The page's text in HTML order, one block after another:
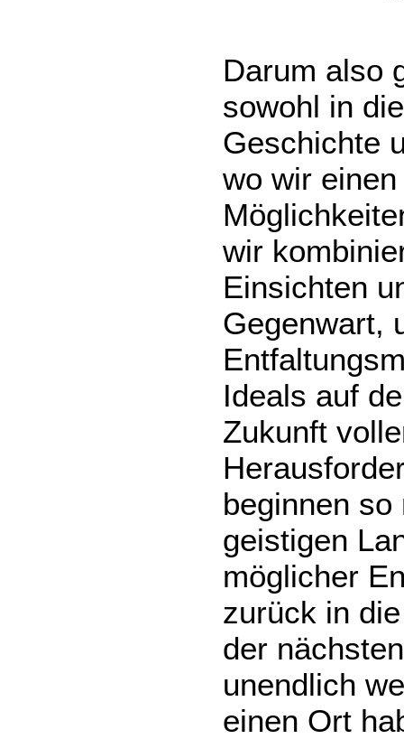
Darum also
sowohl in
Geschichte
wo wir
wir
Einsichten
Gegenwart,
Ideals auf
Zukunft
beginnen
geistigen
möglicher
zurück in
der
unendlich
einen Ort